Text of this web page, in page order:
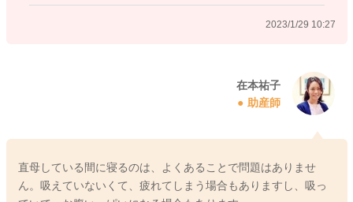
・十分な栄養、根菜類をしっかり食べるのがお勧め
無理はしない
・身体を温める、特に首元や手足首を冷やさないのが大事
などが有効とされています。
2023/1/29 10:27
在本祐子
助産師
直母している間に寝るのは、よくあることで問題はありませ
ん。吸えていないくて、疲れてしまう場合もありますし、吸っ